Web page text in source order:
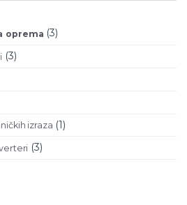
oprema (3)
(3)
izraza (1)
(3)